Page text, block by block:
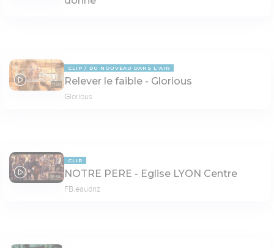
11:59
CLIP DU NOUVEAU DANS L'AIR
Relever le faible - Glorious
Glorious
05:58
CLIP
NOTRE PERE - Eglise LYON Centre
FB.eaudriz